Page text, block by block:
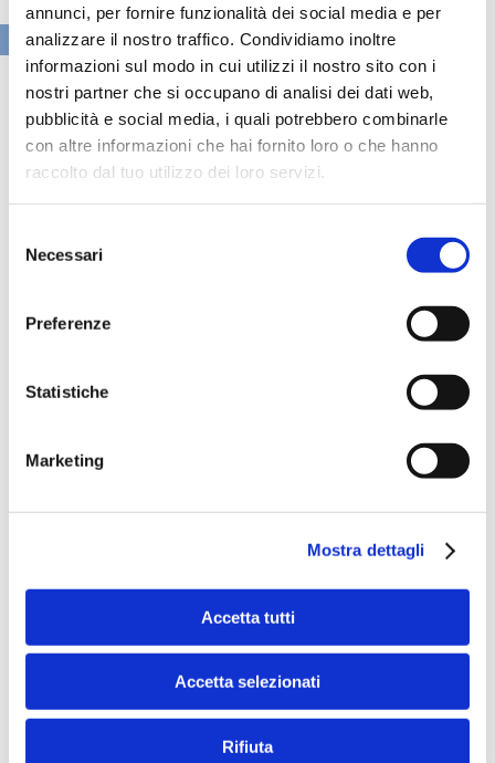
annunci, per fornire funzionalità dei social media e per
analizzare il nostro traffico. Condividiamo inoltre
informazioni sul modo in cui utilizzi il nostro sito con i
nostri partner che si occupano di analisi dei dati web,
pubblicità e social media, i quali potrebbero combinarle
con altre informazioni che hai fornito loro o che hanno
raccolto dal tuo utilizzo dei loro servizi.
delNecessari
Preferenze
Statistiche
Marketing
Mostra dettagli
Accetta tutti
Accetta selezionati
Rifiuta
VAI ALLA SEZIONE BANCHE NEWS
Speciali eventi
Banche per l'inclusione